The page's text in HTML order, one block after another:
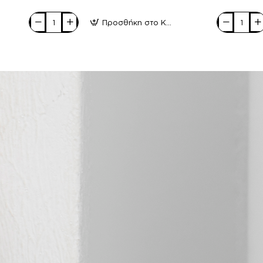
Inblu
Anatomico
DA03
Προσθήκη στο Καλάθι
Inblu
Anatomico
FNA-